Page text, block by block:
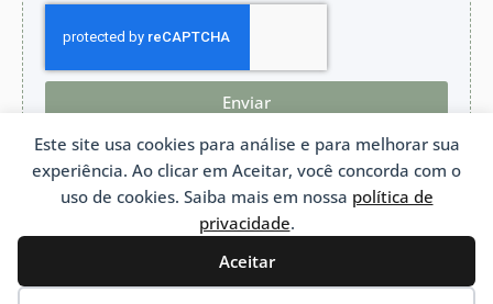
Este site usa cookies para análise e para melhorar sua
experiência. Ao clicar em Aceitar, você concorda com o
uso de cookies. Saiba mais em nossa política de
privacidade.
Aceitar
Enviar
HopeForGabriel.com
Associação de apoio a crianças com bronquiolite obliterante
Associação Lei 1901 n°W692011975 França